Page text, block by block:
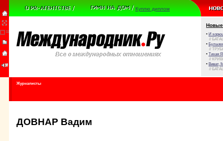
Куплю диплом
Новые
• И
//
•
//
• Тихая
//
• Виват,
//
Журналисты
ДОВНАР Вадим